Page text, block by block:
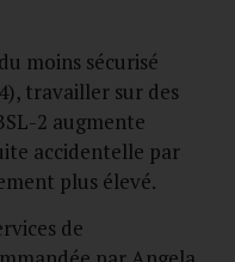
moins sécurisé
travailler sur des
2 augmente
accidentelle par
plus élevé.
de